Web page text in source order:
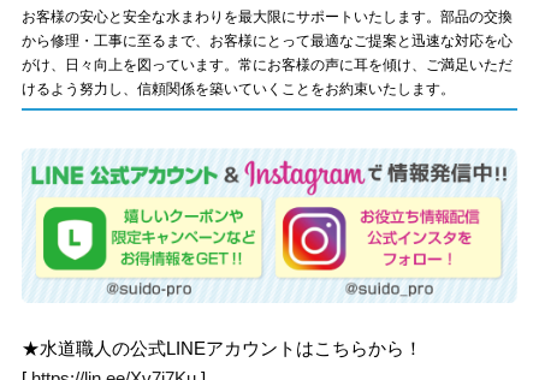
お客様の安心と安全な水まわりを最大限にサポートいたします。部品の交換
から修理・工事に至るまで、お客様にとって最適なご提案と迅速な対応を心
がけ、日々向上を図っています。常にお客様の声に耳を傾け、ご満足いただ
けるよう努力し、信頼関係を築いていくことをお約束いたします。
★水道職人の公式LINEアカウントはこちらから！